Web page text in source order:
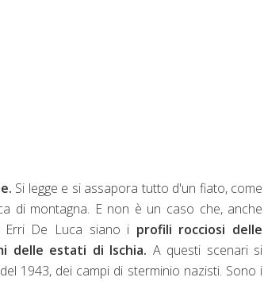
Si legge e si assapora tutto d'un fiato, come
di montagna. E non è un caso che, anche
De Luca siano i profili rocciosi delle
delle estati di Ischia. A questi scenari si
1943, dei campi di sterminio nazisti. Sono i